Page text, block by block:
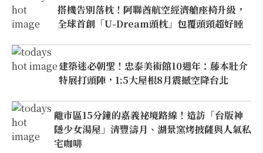
搭機告別落枕！阿聯酋航空經濟艙座椅升級，
全球首創「U-Dream頭枕」包覆頭頸超好睡
建築迷必朝聖！忠泰美術館10週年：藤本壯介
特展打頭陣，1:5大屋根8月震撼空降台北
離市區15分鐘的嘉義祕境路線！造訪「台版神
隱少女湯屋」清豐濤月、湖景窯烤披薩與人氣私
宅咖啡